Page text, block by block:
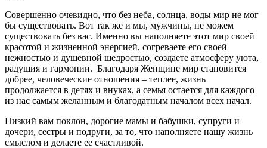
Совершенно очевидно, что без неба, солнца, воды мир не мог
бы существовать. Вот так же и мы, мужчины, не можем
существовать без вас. Именно вы наполняете этот мир своей
красотой и жизненной энергией, согреваете его своей
нежностью и душевной щедростью, создаете атмосферу уюта,
радушия и гармонии. Благодаря Женщине мир становится
добрее, человеческие отношения – теплее, жизнь
продолжается в детях и внуках, а семья остается для каждого
из нас самым желанным и благодатным началом всех начал.
Низкий вам поклон, дорогие мамы и бабушки, супруги и
дочери, сестры и подруги, за то, что наполняете нашу жизнь
смыслом и делаете ее счастливой.